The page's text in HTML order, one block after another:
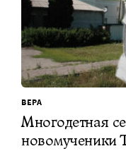
ВЕРА
Многодетная
новомученики